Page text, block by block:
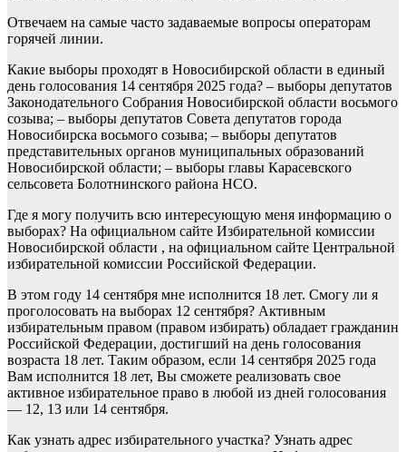
Отвечаем на самые часто задаваемые вопросы операторам
горячей линии.
Какие выборы проходят в Новосибирской области в единый
день голосования 14 сентября 2025 года? – выборы депутатов
Законодательного Собрания Новосибирской области восьмого
созыва; – выборы депутатов Совета депутатов города
Новосибирска восьмого созыва; – выборы депутатов
представительных органов муниципальных образований
Новосибирской области; – выборы главы Карасевского
сельсовета Болотнинского района НСО.
Где я могу получить всю интересующую меня информацию о
выборах? На официальном сайте Избирательной комиссии
Новосибирской области , на официальном сайте Центральной
избирательной комиссии Российской Федерации.
В этом году 14 сентября мне исполнится 18 лет. Смогу ли я
проголосовать на выборах 12 сентября? Активным
избирательным правом (правом избирать) обладает гражданин
Российской Федерации, достигший на день голосования
возраста 18 лет. Таким образом, если 14 сентября 2025 года
Вам исполнится 18 лет, Вы сможете реализовать свое
активное избирательное право в любой из дней голосования
— 12, 13 или 14 сентября.
Как узнать адрес избирательного участка? Узнать адрес